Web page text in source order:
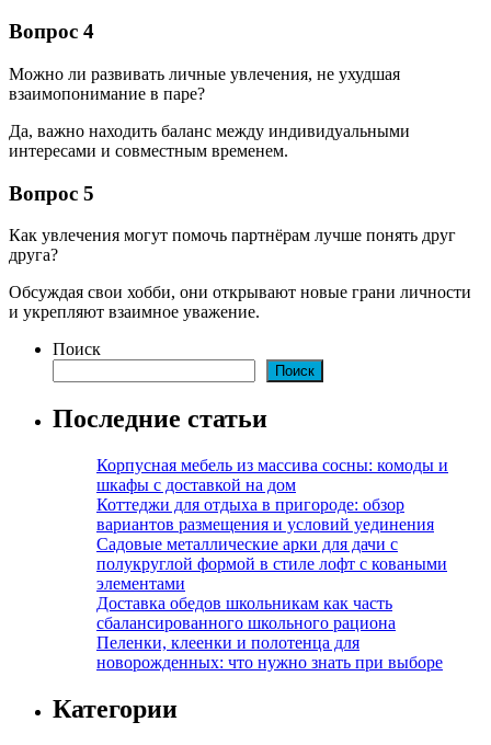
Вопрос 4
Можно ли развивать личные увлечения, не ухудшая
взаимопонимание в паре?
Да, важно находить баланс между индивидуальными
интересами и совместным временем.
Вопрос 5
Как увлечения могут помочь партнёрам лучше понять друг
друга?
Обсуждая свои хобби, они открывают новые грани личности
и укрепляют взаимное уважение.
Поиск
Поиск
Последние статьи
Корпусная мебель из массива сосны: комоды и
шкафы с доставкой на дом
Коттеджи для отдыха в пригороде: обзор
вариантов размещения и условий уединения
Садовые металлические арки для дачи с
полукруглой формой в стиле лофт с коваными
элементами
Доставка обедов школьникам как часть
сбалансированного школьного рациона
Пеленки, клеенки и полотенца для
новорожденных: что нужно знать при выборе
Категории